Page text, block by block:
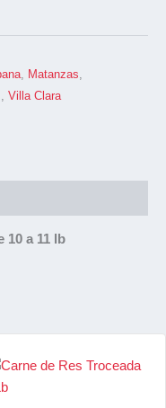
Matanzas
Villa Clara
10 a 11 lb